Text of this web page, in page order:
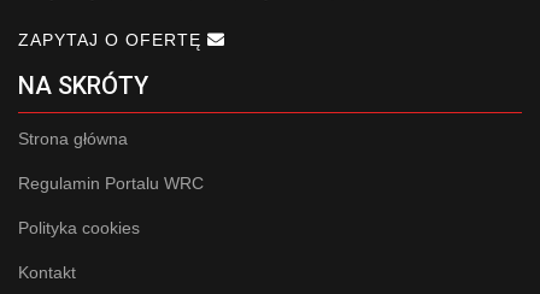
ZAPYTAJ O OFERTĘ
NA SKRÓTY
Strona główna
Regulamin Portalu WRC
Polityka cookies
Kontakt